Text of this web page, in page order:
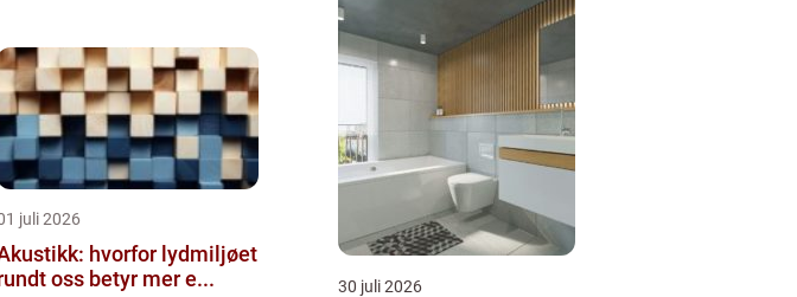
juli 2026
hvorfor lydmiljøet
oss betyr mer e...
30 juli 2026